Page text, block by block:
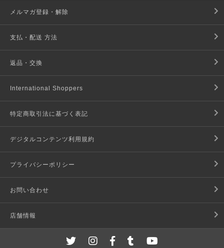
メルマガ登録・解除
支払・配送 方法
返品・交換
International Shoppers
特定商取引法に基づく表記
デジタルコンテンツ利用規約
プライバシーポリシー
お問い合わせ
店舗情報